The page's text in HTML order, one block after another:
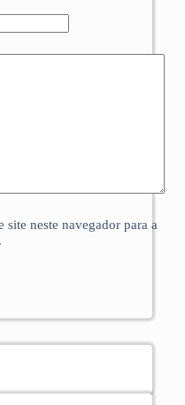
site neste navegador para a